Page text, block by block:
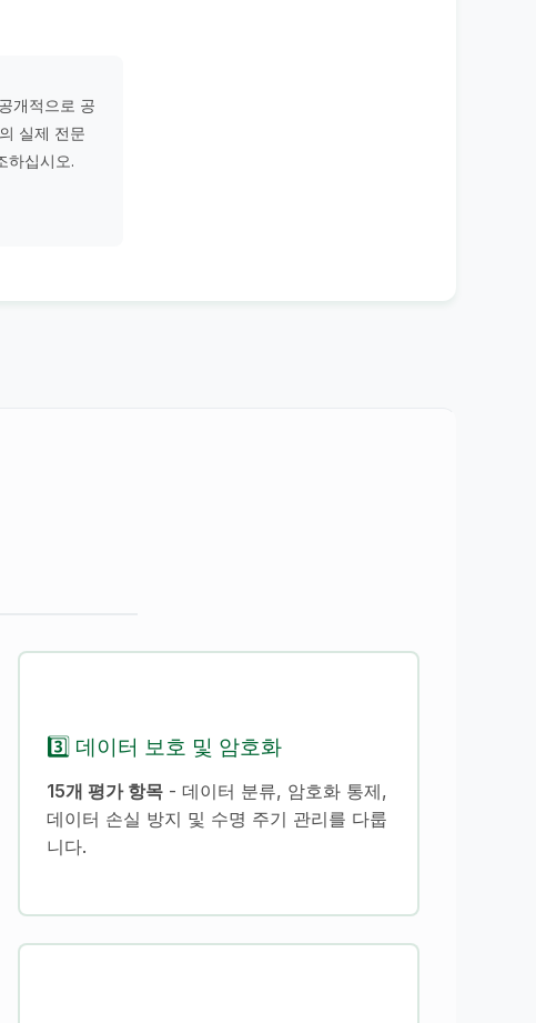
개적으로 공
실제 전문
하십시오.
3️⃣ 데이터 보호 및 암호화
15개 평가 항목 - 데이터 분류, 암호화 통제,
데이터 손실 방지 및 수명 주기 관리를 다룹
니다.